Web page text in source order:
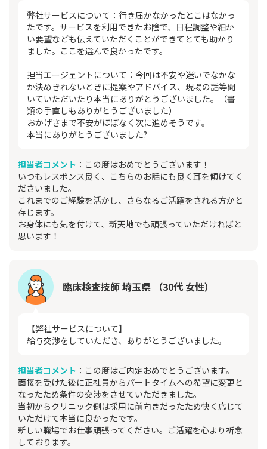
弊社サービスについて：行き届かなかったとこはなかっ
たです。サービスを利用できたお陰で、日程調整や細か
い要望なども伝えていただくことができてとても助かり
ました。ここを選んで良かったです。
担当エージェントについて：今回は不安や迷いでなかな
か決めきれないときに提案やアドバイス、現場の話等聞
いていただいたり本当にありがとうございました。（書
類の手直しもありがとうございました）
おかげさまで不安がほぼなく次に進めそうです。
本当にありがとうございました?
担当者コメント ：この度はおめでとうございます！
いつもレスポンス良く、こちらのお話にも良く耳を傾けてく
ださいました。
これまでのご経験を活かし、さらなるご活躍をされる方かと
存じます。
お身体にも気を付けて、新天地でも頑張っていただければと
思います！
臨床検査技師 埼玉県 （30代 女性）
【弊社サービスについて】
給与交渉をしていただき、ありがとうございました。
担当者コメント ：この度はご内定おめでとうございます。
面接を受けた後に正社員からパートタイムへの希望に変更と
なったため条件の交渉をさせていただきました。
当初からクリニック側は採用に前向きだったため快く応じて
いただけて本当に良かったです。
新しい職場でお仕事頑張ってください。ご活躍を心より祈念
しております。